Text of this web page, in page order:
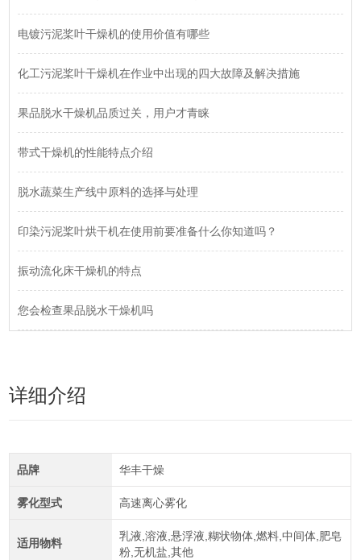
电镀污泥桨叶干燥机的使用价值有哪些
化工污泥桨叶干燥机在作业中出现的四大故障及解决措施
果品脱水干燥机品质过关，用户才青睐
带式干燥机的性能特点介绍
脱水蔬菜生产线中原料的选择与处理
印染污泥桨叶烘干机在使用前要准备什么你知道吗？
振动流化床干燥机的特点
您会检查果品脱水干燥机吗
详细介绍
品牌 华丰干燥
雾化型式 高速离心雾化
适用物料
乳液,溶液,悬浮液,糊状物体,燃料,中间体,肥皂
粉,无机盐,其他